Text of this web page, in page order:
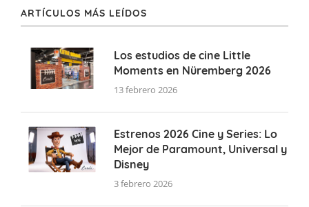
ARTÍCULOS MÁS LEÍDOS
Los estudios de cine Little
Moments en Nüremberg 2026
13 febrero 2026
Estrenos 2026 Cine y Series: Lo
Mejor de Paramount, Universal y
Disney
3 febrero 2026